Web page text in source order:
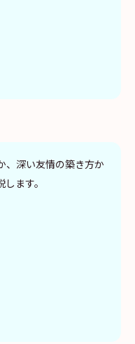
、深い友情の築き方か
ます。